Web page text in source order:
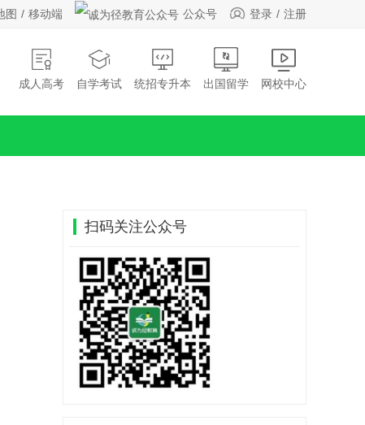
图 移动端 公众号 登录 注册
成人高考 自学考试 统招专升本 出国留学 网校中心
扫码关注公众号